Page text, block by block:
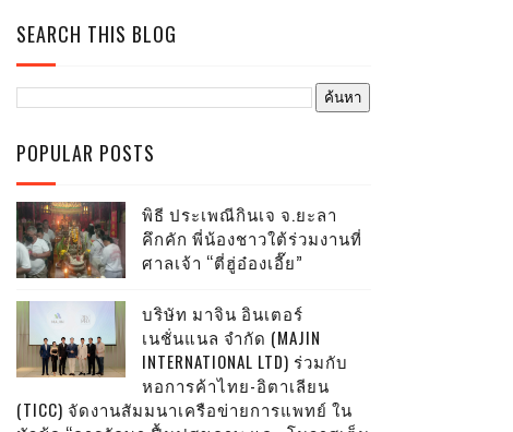
SEARCH THIS BLOG
POPULAR POSTS
พิธี ประเพณีกินเจ จ.ยะลา
คึกคัก พี่น้องชาวใต้ร่วมงานที่
ศาลเจ้า “ตี่ฮู่อ๋องเอี๊ย”
บริษัท มาจิน อินเตอร์
เนชั่นแนล จำกัด (MAJIN
INTERNATIONAL LTD) ร่วมกับ
หอการค้าไทย-อิตาเลียน
(TICC) จัดงานสัมมนาเครือข่ายการแพทย์ ใน